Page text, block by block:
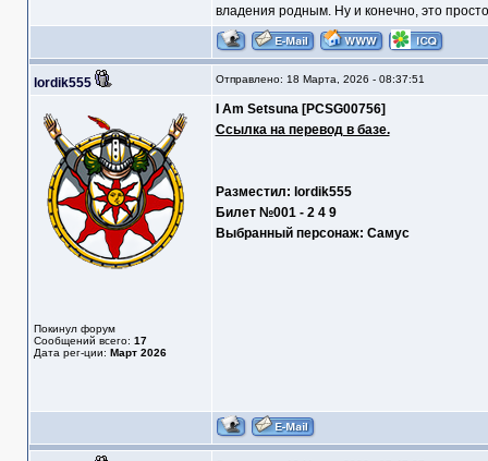
владения родным. Ну и конечно, это
lordik555 Отправлено: 18 Марта, 2026 - 08:37:51
Покинул форум
Сообщений всего: 17
Дата рег-ции: Март 2026
I Am Setsuna [PCSG00756]
Ссылка на перевод в базе.
Разместил: lordik555
Билет №001 - 2 4 9
Выбранный персонаж: Самус